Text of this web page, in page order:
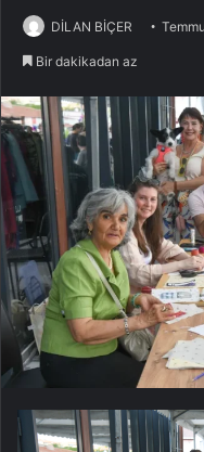
DİLAN BİÇER
Bir dakikadan az